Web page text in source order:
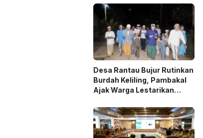
Desa Rantau Bujur Rutinkan
Burdah Keliling, Pambakal
Ajak Warga Lestarikan